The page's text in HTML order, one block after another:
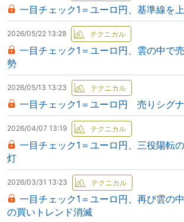
一目チェック1＝ユーロ円、基準線を
2026/05/22 13:28
一目チェック1＝ユーロ円、雲の中で
勢
2026/05/13 13:23
一目チェック1＝ユーロ円 売りシグ
2026/04/07 13:19
一目チェック1＝ユーロ円、三役陽転
灯
2026/03/31 13:23
一目チェック1＝ユーロ円、再び雲の
の買いトレンド消滅